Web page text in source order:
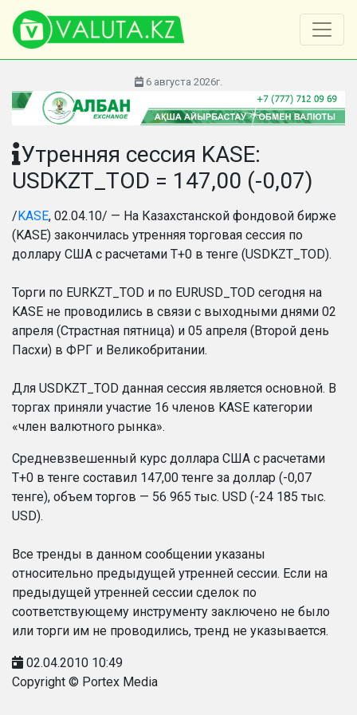
6 августа 2026г.
Утренняя сессия KASE:
USDKZT_TOD = 147,00 (-0,07)
/ KASE, 02.04.10/ — На Казахстанской фондовой бирже
(KASE) закончилась утренняя торговая сессия по
доллару США с расчетами Т+0 в тенге (USDKZT_TOD).
Торги по EURKZT_TOD и по EURUSD_TOD сегодня на
KASE не проводились в связи с выходными днями 02
апреля (Страстная пятница) и 05 апреля (Второй день
Пасхи) в ФРГ и Великобритании.
Для USDKZT_TOD данная сессия является основной. В
торгах приняли участие 16 членов KASE категории
«член валютного рынка».
Средневзвешенный курс доллара США с расчетами
T+0 в тенге составил 147,00 тенге за доллар (-0,07
тенге), объем торгов — 56 965 тыс. USD (-24 185 тыс.
USD).
Все тренды в данном сообщении указаны
относительно предыдущей утренней сессии. Если на
предыдущей утренней сессии сделок по
соответствующему инструменту заключено не было
или торги им не проводились, тренд не указывается.
02.04.2010 10:49
Copyright © Portex Media